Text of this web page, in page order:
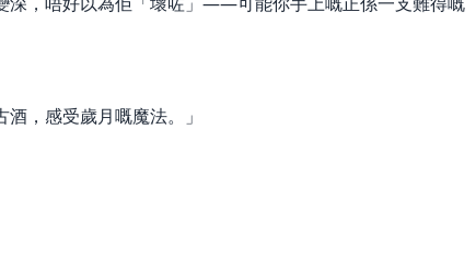
，感受歲月嘅魔法。」